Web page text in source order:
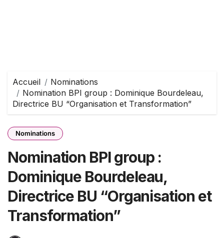
Accueil
Nominations
Nomination BPI group : Dominique Bourdeleau,
Directrice BU “Organisation et Transformation”
Nominations
Nomination BPI group :
Dominique Bourdeleau,
Directrice BU “Organisation et
Transformation”